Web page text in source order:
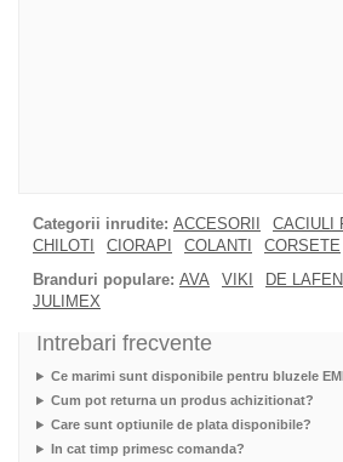
Categorii inrudite: ACCESORII
CACIULI
CHILOTI
CIORAPI COLANTI
CORSETE
Branduri populare: AVA VIKI DE
JULIMEX
Intrebari frecvente
Ce marimi sunt disponibile pentru bluzele
Cum pot returna un produs achizitionat?
Care sunt optiunile de plata disponibile?
In cat timp primesc comanda?